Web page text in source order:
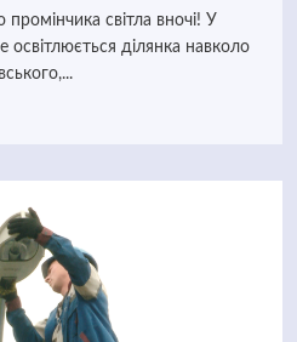
світла вночі! У
освітлюється ділянка навколо